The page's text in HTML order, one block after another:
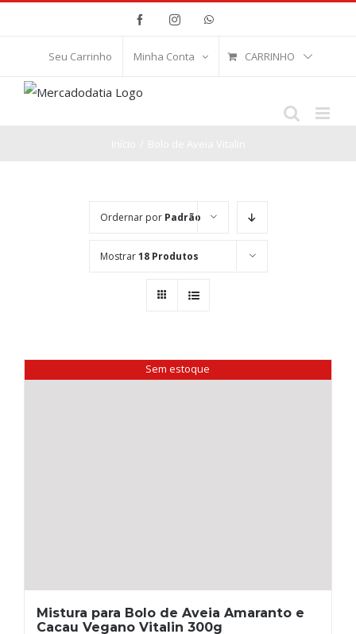
conteúdo
FacebookInstagramWhatsApp
Seu Carrinho Minha Conta CARRINHO
Ordernar por Padrão
Mostrar18 Produtos
Sem estoque
Mistura para Bolo de Aveia Amaranto e
Cacau Vegano Vitalin 300g